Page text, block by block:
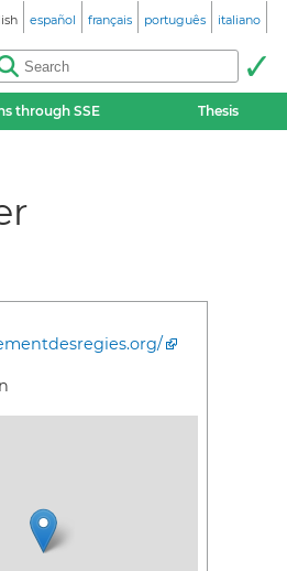
español français português italiano
through SSE Thesis